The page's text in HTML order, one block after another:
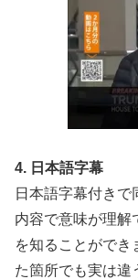
4. 日本語字幕
日本語字幕付き
内容で意味が理解
を知ることができ
た箇所でも実は違